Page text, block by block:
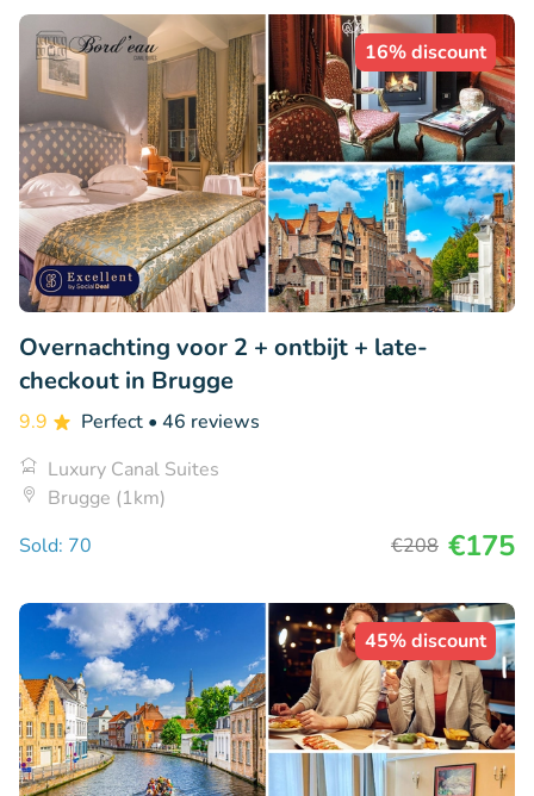
16% discount
Overnachting voor 2 + ontbijt + late-
checkout in Brugge
9.9 Perfect • 46 reviews
Luxury Canal Suites
Brugge (1km)
Sold: 70
€208 €175
45% discount